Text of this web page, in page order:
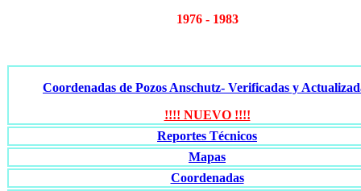
1976 - 1983
Coordenadas de Pozos Anschutz- Verificadas y
!!!! NUEVO !!!!
Reportes Técnicos
Mapas
Coordenadas